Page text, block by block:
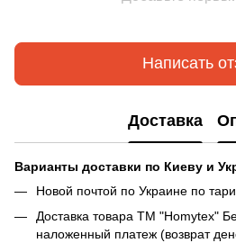
Написать
Доставка
Варианты доставки по Киеву и
Новой почтой по Украине по
Доставка товара ТМ "Homytex"
наложенный платеж (возврат